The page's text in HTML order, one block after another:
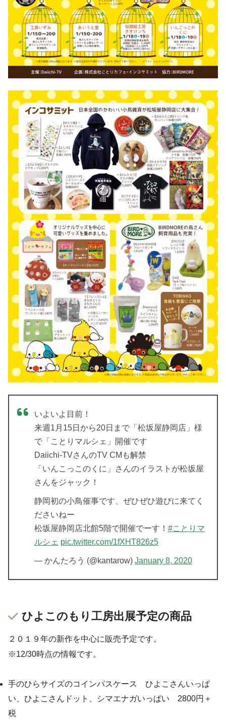
いよいよ目前！
来週1月15日から20日まで「松坂屋静岡店」様
で「ことりマルシェ」開催です
Daiichi-TVさんのTV CMも解禁
「いんこっこのくに」さんのイラストが松坂屋
さんをジャック！
静岡初の小鳥催事です、ぜひぜひ遊びに来てく
ださいねー
松坂屋静岡店北館5階で開催でーす！ #ことりマ
ルシェ pic.twitter.com/1fXHT826z5
— かんたろう (@kantarow) January 8, 2020
ひよこのもり工房出展予定の商品
２０１９年の新作を中心に販売予定です。
※12/30時点の情報です。
手のひらサイズのコインパスケース ひよこさんいっぱ
い、ひよこさんドット、シマエナガいっぱい 2800円＋
税